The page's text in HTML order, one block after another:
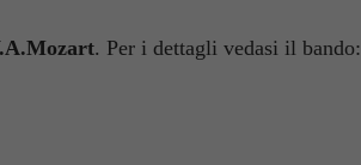
. Per i dettagli vedasi il bando: